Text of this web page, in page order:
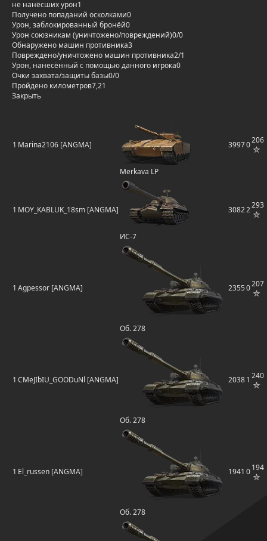
не нанёсших урон1
Получено попаданий осколками0
Урон, заблокированный бронёй0
Урон союзникам (уничтожено/повреждений)0/0
Обнаружено машин противника3
Повреждено/уничтожено машин противника2/1
Урон, нанесённый с помощью данного игрока0
Очки захвата/защиты базы0/0
Пройдено километров7,21
Закрыть
1 Marina2106 [ANGMA]
Merkava LP
39970206
1 MOY_KABLUK_18sm [ANGMA]
ИС-7
30822293
1 Agpessor [ANGMA]
Об. 278
23550207
1 CMeJIbIU_GOODuNl [ANGMA]
Об. 278
20381 240
1 El_russen [ANGMA]
Об. 278
1941 0194